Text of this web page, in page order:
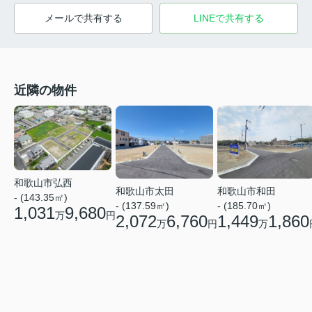
メールで共有する LINEで共有する
近隣の物件
和歌山市弘西
- (143.35㎡)
1,031万9,680円
和歌山市太田
- (137.59㎡)
2,072万6,760円
和歌山市和田
- (185.70㎡)
1,449万1,860